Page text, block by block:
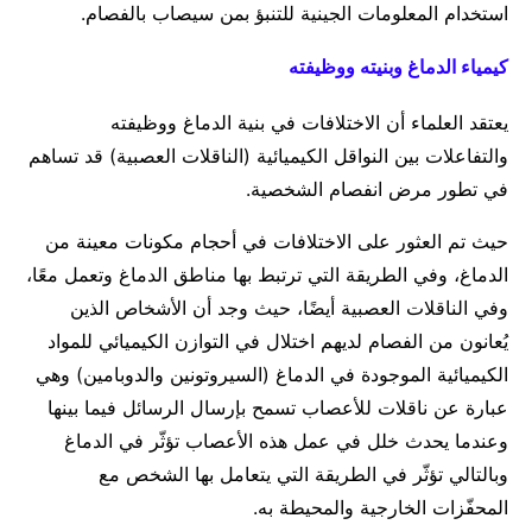
استخدام المعلومات الجينية للتنبؤ بمن سيصاب بالفصام.
كيمياء الدماغ وبنيته ووظيفته
يعتقد العلماء أن الاختلافات في بنية الدماغ ووظيفته
والتفاعلات بين النواقل الكيميائية (الناقلات العصبية) قد تساهم
في تطور مرض انفصام الشخصية.
حيث تم العثور على الاختلافات في أحجام مكونات معينة من
الدماغ، وفي الطريقة التي ترتبط بها مناطق الدماغ وتعمل معًا،
وفي الناقلات العصبية أيضًا، حيث وجد أن الأشخاص الذين
يُعانون من الفصام لديهم اختلال في التوازن الكيميائي للمواد
الكيميائية الموجودة في الدماغ (السيروتونين والدوبامين) وهي
عبارة عن ناقلات للأعصاب تسمح بإرسال الرسائل فيما بينها
وعندما يحدث خلل في عمل هذه الأعصاب تؤثّر في الدماغ
وبالتالي تؤثّر في الطريقة التي يتعامل بها الشخص مع
المحفّزات الخارجية والمحيطة به.